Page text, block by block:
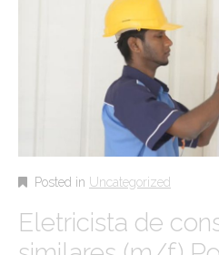
Posted in Uncategorized
Eletricista de